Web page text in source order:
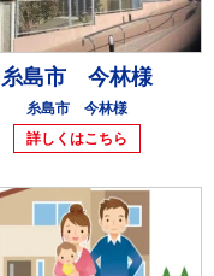
糸島市 今林様
糸島市 今林様
詳しくはこちら